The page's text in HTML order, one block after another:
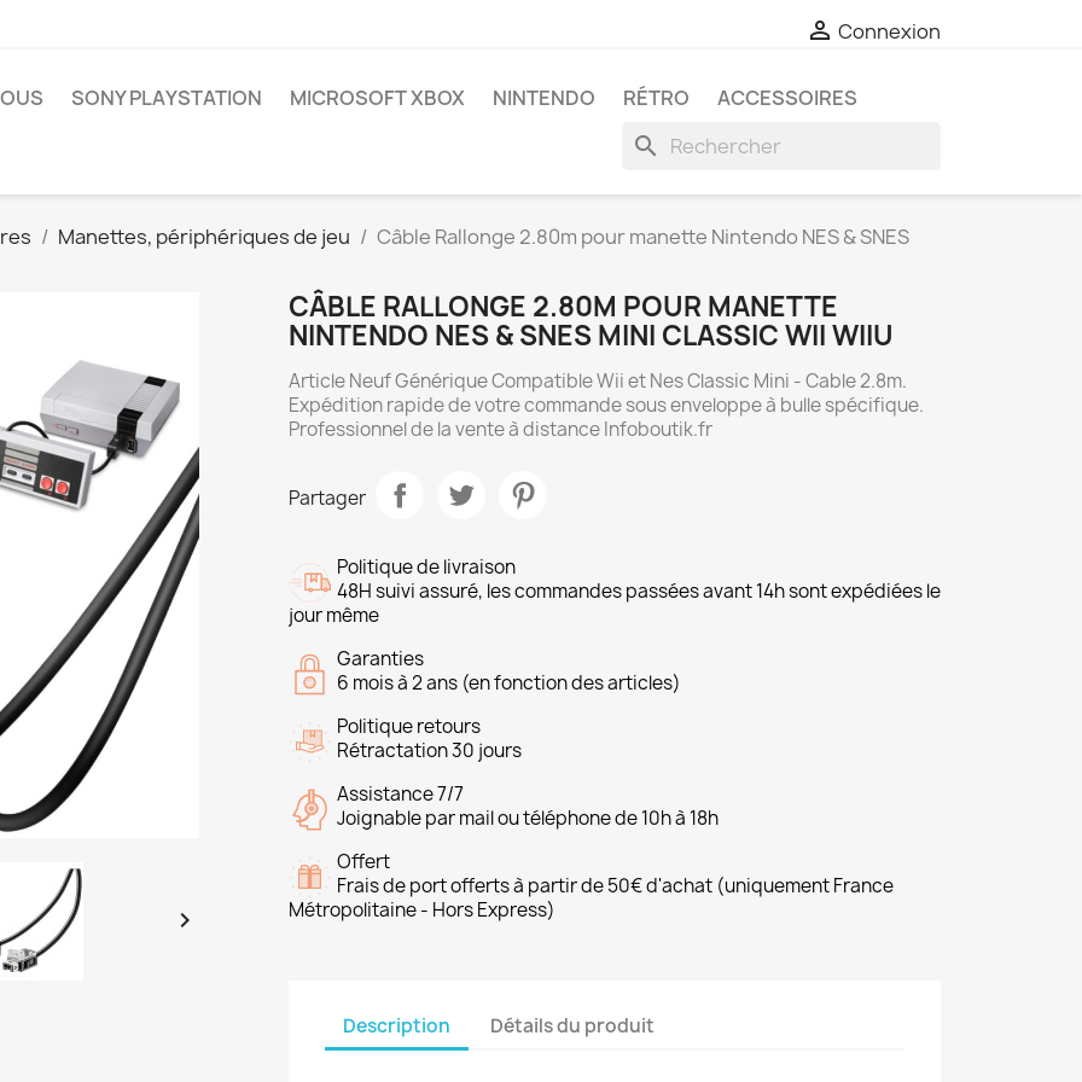
 Connexion
SONY PLAYSTATION MICROSOFT XBOX NINTENDO RÉTRO ACCESSOIRES
search
Manettes, périphériques de jeu Câble Rallonge 2.80m pour manette Nintendo NES & SNES

CÂBLE RALLONGE 2.80M POUR MANETTE
NINTENDO NES & SNES MINI CLASSIC WII WIIU
Article Neuf Générique Compatible Wii et Nes Classic Mini - Cable 2.8m.
Expédition rapide de votre commande sous enveloppe à bulle spécifique.
Professionnel de la vente à distance Infoboutik.fr
Partager
Politique de livraison
48H suivi assuré, les commandes passées avant 14h sont expédiées le
jour même
Garanties
6 mois à 2 ans (en fonction des articles)
Politique retours
Rétractation 30 jours
Assistance 7/7
Joignable par mail ou téléphone de 10h à 18h
Offert
Frais de port offerts à partir de 50€ d'achat (uniquement France
Métropolitaine - Hors Express)
Description Détails du produit